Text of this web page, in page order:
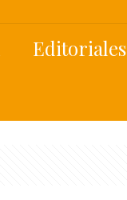
Editoriales